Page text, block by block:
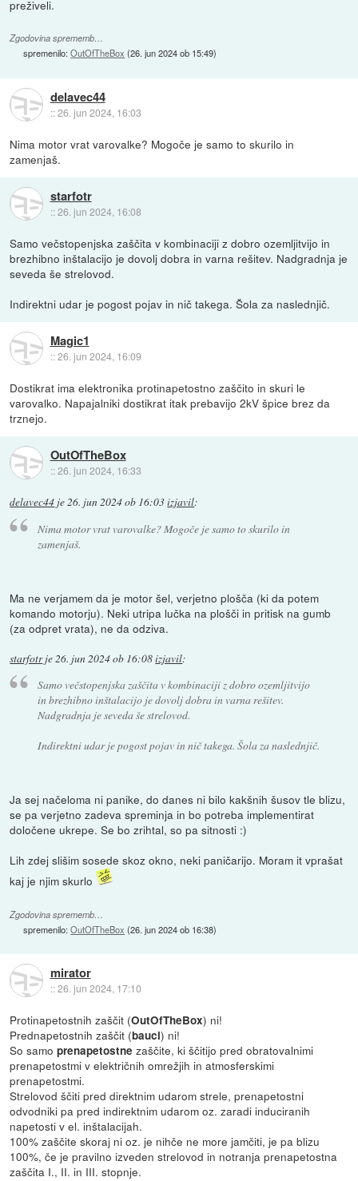
preživeli.
Zgodovina sprememb…
spremenilo:OutOfTheBox (26. jun 2024 ob 15:49)
delavec44
::26. jun 2024, 16:03
Nima motor vrat varovalke? Mogoče je samo to skurilo in
zamenjaš.
starfotr
::26. jun 2024, 16:08
Samo večstopenjska zaščita v kombinaciji z dobro ozemljitvijo in
brezhibno inštalacijo je dovolj dobra in varna rešitev. Nadgradnja je
seveda še strelovod.
Indirektni udar je pogost pojav in nič takega. Šola za naslednjič.
Magic1
::26. jun 2024, 16:09
Dostikrat ima elektronika protinapetostno zaščito in skuri le
varovalko. Napajalniki dostikrat itak prebavijo 2kV špice brez da
trznejo.
OutOfTheBox
::26. jun 2024, 16:33
delavec44 je26. jun 2024 ob 16:03izjavil:
Nima motor vrat varovalke? Mogoče je samo to skurilo in
zamenjaš.
Ma ne verjamem da je motor šel, verjetno plošča (ki da potem
komando motorju). Neki utripa lučka na plošči in pritisk na gumb
(za odpret vrata), ne da odziva.
starfotrje26. jun 2024 ob 16:08izjavil:
Samo večstopenjska zaščita v kombinaciji z dobro ozemljitvijo
in brezhibno inštalacijo je dovolj dobra in varna rešitev.
Nadgradnja je seveda še strelovod.
Indirektni udar je pogost pojav in nič takega. Šola za naslednjič.
Ja sej načeloma ni panike, do danes ni bilo kakšnih šusov tle blizu,
se pa verjetno zadeva spreminja in bo potreba implementirat
določene ukrepe. Se bo zrihtal, so pa sitnosti :)
Lih zdej slišim sosede skoz okno, neki paničarijo. Moram it vprašat
kaj je njim skurlo
Zgodovina sprememb…
spremenilo:OutOfTheBox (26. jun 2024 ob 16:38)
mirator
::26. jun 2024, 17:10
Protinapetostnih zaščit (OutOfTheBox) ni!
Prednapetostnih zaščit (bauci) ni!
So samoprenapetostne zaščite, ki ščitijo pred obratovalnimi
prenapetostmi v električnih omrežjih in atmosferskimi
prenapetostmi.
Strelovod ščiti pred direktnim udarom strele, prenapetostni
odvodniki pa pred indirektnim udarom oz. zaradi induciranih
napetosti v el. inštalacijah.
100% zaščite skoraj ni oz. je nihče ne more jamčiti, je pa blizu
100%, če je pravilno izveden strelovod in notranja prenapetostna
zaščita I., II. in III. stopnje.